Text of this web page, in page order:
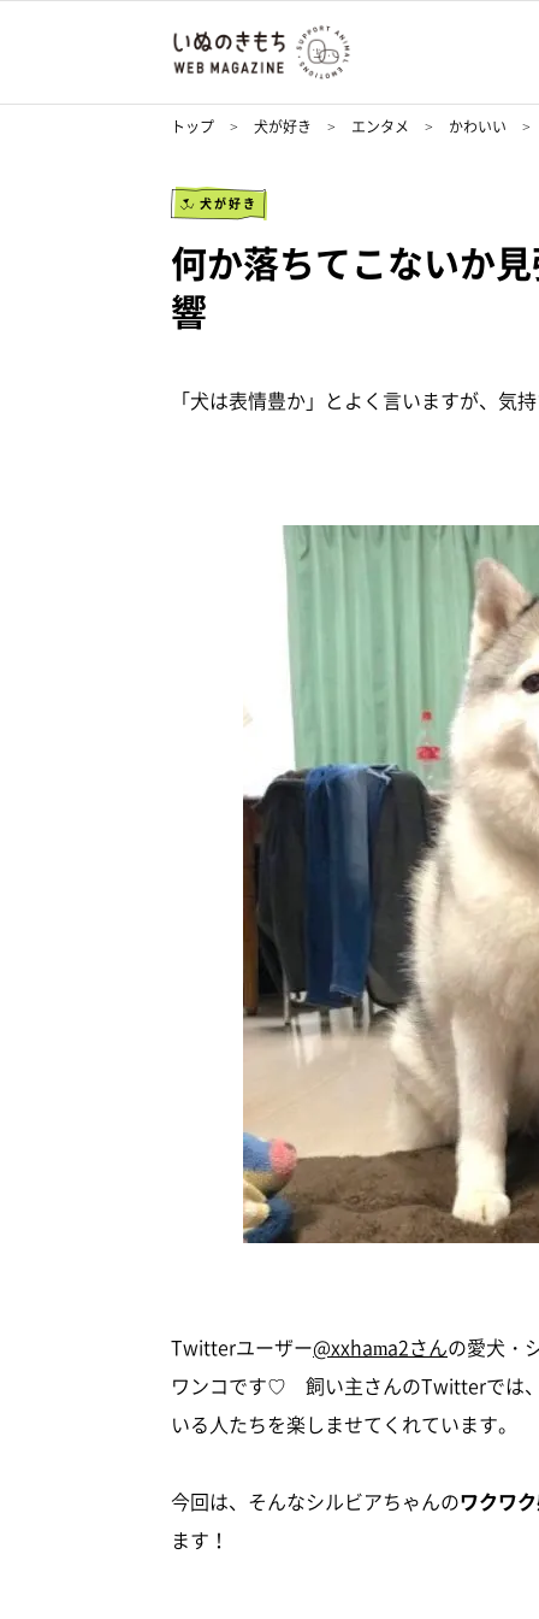
トップ 犬が好き エンタメ かわいい
犬が好き
何か落ちてこないか
響
「犬は表情豊か」とよく言いますが、気
Twitterユーザー@xxhama2さんの愛犬・
ワンコです♡ 飼い主さんのTwitterでは
いる人たちを楽しませてくれています。
今回は、そんなシルビアちゃんのワクワ
ます！